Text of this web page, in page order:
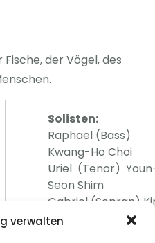
verwalten
der Vögel, des
Solisten:
Raphael (Bass)
Kwang-Ho Choi
Uriel (Tenor)
Seon Shim
Gabriel (Sopran)
Leah Reibnitz